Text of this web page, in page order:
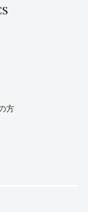
方